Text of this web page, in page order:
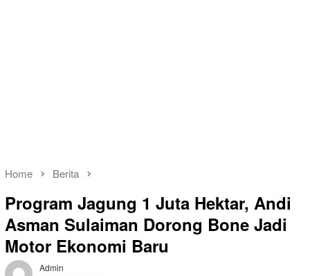
Home Berita
Program Jagung 1 Juta Hektar, Andi
Asman Sulaiman Dorong Bone Jadi
Motor Ekonomi Baru
Admin